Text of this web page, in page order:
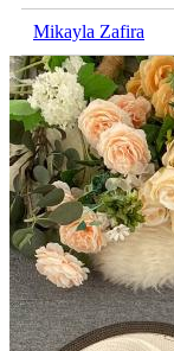
Mikayla Zafira